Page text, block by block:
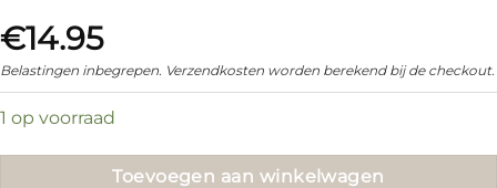
€14.95
Belastingen inbegrepen. Verzendkosten worden berekend bij de checkout.
1 op voorraad
Toevoegen aan winkelwagen